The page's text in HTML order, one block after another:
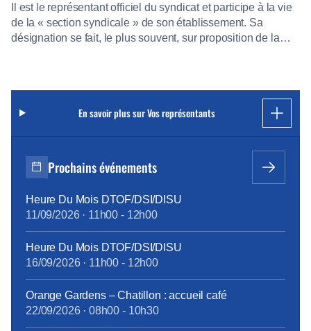
Il est le représentant officiel du syndicat et participe à la vie
de la « section syndicale » de son établissement. Sa
désignation se fait, le plus souvent, sur proposition de la
En savoir plus sur Vos représentants
Prochains événements
Heure Du Mois DTOF/DSI/DISU
11/09/2026· 11h00 - 12h00
Heure Du Mois DTOF/DSI/DISU
16/09/2026· 11h00 - 12h00
Orange Gardens – Chatillon : accueil café
22/09/2026· 08h00 - 10h30